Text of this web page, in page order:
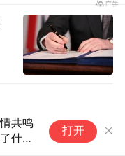
6人游与昆士兰旅游局
创意营销 把“澳洲度假
打开